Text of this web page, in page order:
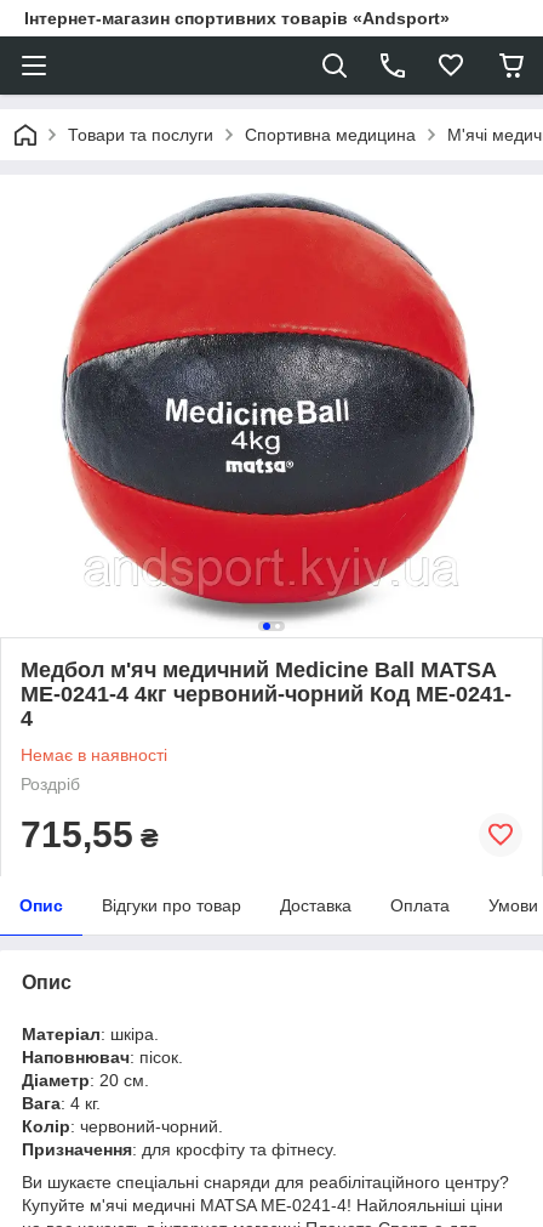
Інтернет-магазин спортивних товарів «Andsport»
Товари та послуги Спортивна медицина М'ячі
Медбол м'яч медичний Medicine Ball MATSA
ME-0241-4 4кг червоний-чорний Код ME-0241-
4
Немає в наявності
Роздріб
715,55 ₴
Опис Відгуки про товар Доставка Оплата Умови
Опис
Матеріал: шкіра.
Наповнювач: пісок.
Діаметр: 20 см.
Вага: 4 кг.
Колір: червоний-чорний.
Призначення: для кросфіту та фітнесу.
Ви шукаєте спеціальні снаряди для реабілітаційного центру?
Купуйте м'ячі медичні MATSA ME-0241-4! Найлояльніші ціни